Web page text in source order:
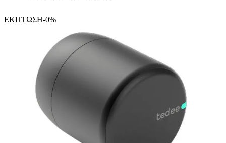
ΕΚΠΤΩΣΗ-0%